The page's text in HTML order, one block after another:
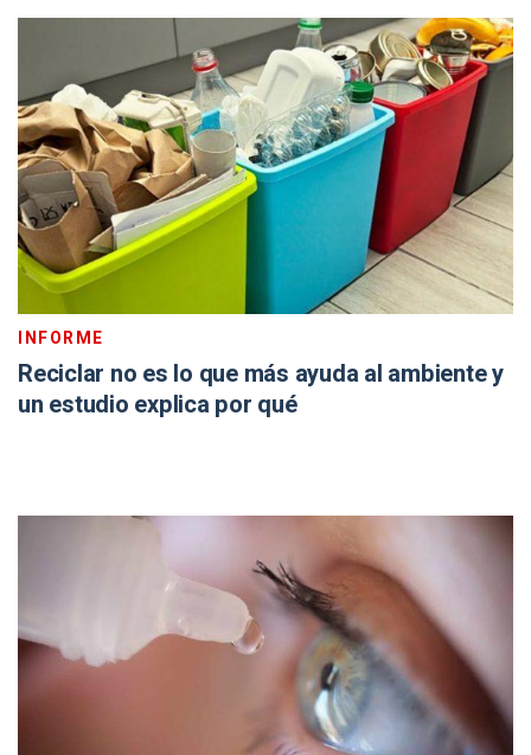
INFORME
Reciclar no es lo que más ayuda al ambiente y
un estudio explica por qué